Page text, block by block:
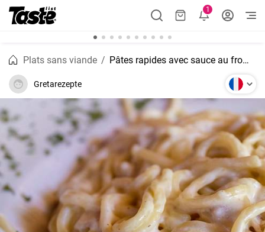
1
Plats sans viande Pâtes rapides avec sauce au fromage Recette 30 minutes
Gretarezepte